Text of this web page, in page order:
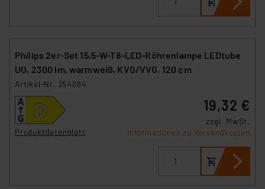
Philips 2er-Set 15,5-W-T8-LED-Röhrenlampe LEDtube
UO, 2300 lm, warmweiß, KVG/VVG, 120 cm
Artikel-Nr. 254084
Produktdatenblatt
19,32 €
zzgl. MwSt.
Informationen zu Versandkosten